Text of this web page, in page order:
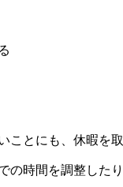
ことにも、休暇を
の時間を調整した